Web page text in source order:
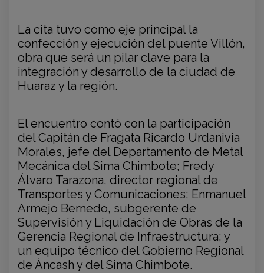
La cita tuvo como eje principal la
confección y ejecución del puente Villón,
obra que será un pilar clave para la
integración y desarrollo de la ciudad de
Huaraz y la región.
El encuentro contó con la participación
del Capitán de Fragata Ricardo Urdanivia
Morales, jefe del Departamento de Metal
Mecánica del Sima Chimbote; Fredy
Álvaro Tarazona, director regional de
Transportes y Comunicaciones; Enmanuel
Armejo Bernedo, subgerente de
Supervisión y Liquidación de Obras de la
Gerencia Regional de Infraestructura; y
un equipo técnico del Gobierno Regional
de Áncash y del Sima Chimbote.